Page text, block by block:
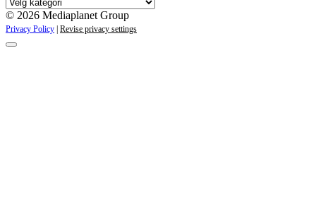
kampanjer
© 2026 Mediaplanet Group
Privacy Policy | Revise privacy settings